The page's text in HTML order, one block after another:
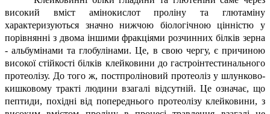
високий вміст амінокислот проліну та глютаміну
характеризуються значно нижчою біологічною цінністю у
порівнянні з двома іншими фракціями розчинних білків зерна
- альбумінами та глобулінами. Це, в свою чергу, є причиною
високої стійкості білків клейковини до гастроінтестинального
протеолізу. До того ж, постпроліновий протеоліз у шлунково-
кишковому тракті людини взагалі відсутній. Це означає, що
пептиди, похідні від попереднього протеолізу клейковини, з